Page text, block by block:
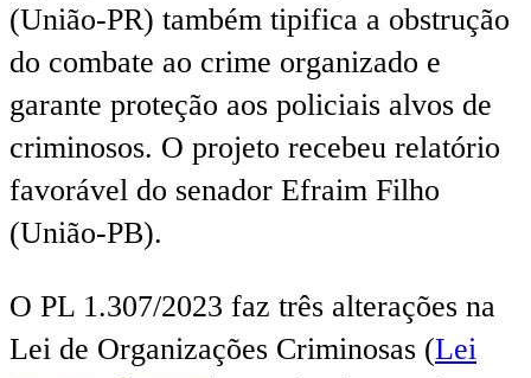
(União-PR) também tipifica a obstrução
do combate ao crime organizado e
garante proteção aos policiais alvos de
criminosos. O projeto recebeu relatório
favorável do senador Efraim Filho
(União-PB).
O PL 1.307/2023 faz três alterações na
Lei de Organizações Criminosas (Lei